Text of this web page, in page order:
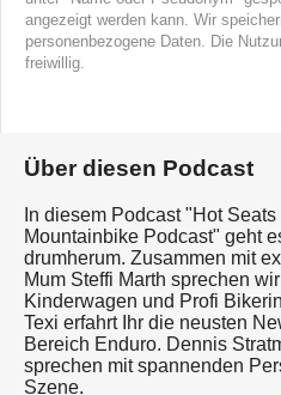
angezeigt werden kann. Wir
personenbezogene Daten. Die
freiwillig.
Über diesen Podcast
In diesem Podcast "Hot
Mountainbike Podcast" geht
drumherum. Zusammen mit
Mum Steffi Marth sprechen
Kinderwagen und Profi
Texi erfahrt Ihr die neusten
Bereich Enduro. Dennis
sprechen mit spannenden
Szene.